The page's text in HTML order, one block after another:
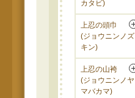
カタビ)
上忍の頭巾
(ジョウニンノズ
キン)
上忍の山袴
(ジョウニンノヤ
マバカマ)